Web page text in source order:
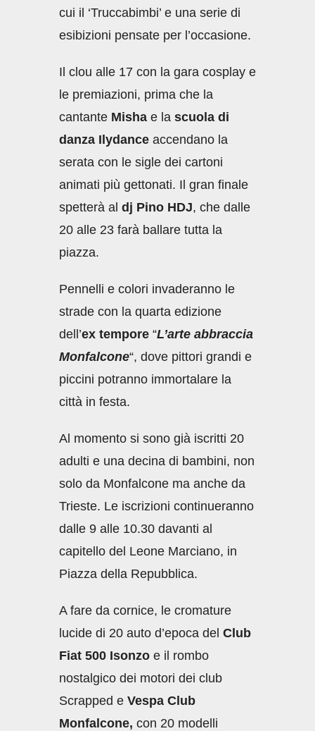
cui il ‘Truccabimbi’ e una serie di
esibizioni pensate per l’occasione.
Il clou alle 17 con la gara cosplay e
le premiazioni, prima che la
cantante Misha e la scuola di
danza Ilydance accendano la
serata con le sigle dei cartoni
animati più gettonati. Il gran finale
spetterà al dj Pino HDJ, che dalle
20 alle 23 farà ballare tutta la
piazza.
Pennelli e colori invaderanno le
strade con la quarta edizione
dell’ex tempore “L’arte abbraccia
Monfalcone“, dove pittori grandi e
piccini potranno immortalare la
città in festa.
Al momento si sono già iscritti 20
adulti e una decina di bambini, non
solo da Monfalcone ma anche da
Trieste. Le iscrizioni continueranno
dalle 9 alle 10.30 davanti al
capitello del Leone Marciano, in
Piazza della Repubblica.
A fare da cornice, le cromature
lucide di 20 auto d’epoca del Club
Fiat 500 Isonzo e il rombo
nostalgico dei motori dei club
Scrapped e Vespa Club
Monfalcone, con 20 modelli